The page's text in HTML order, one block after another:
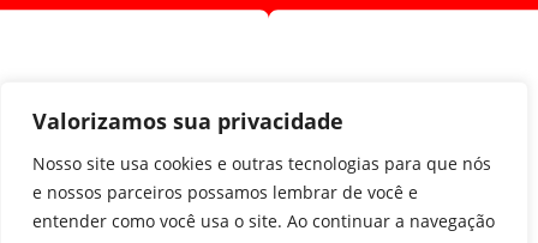
Valorizamos sua privacidade
Nosso site usa cookies e outras tecnologias para que nós
e nossos parceiros possamos lembrar de você e
entender como você usa o site. Ao continuar a navegação
CNPJ: 11.097.391/0001-20